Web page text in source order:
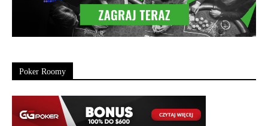
Poker Roomy